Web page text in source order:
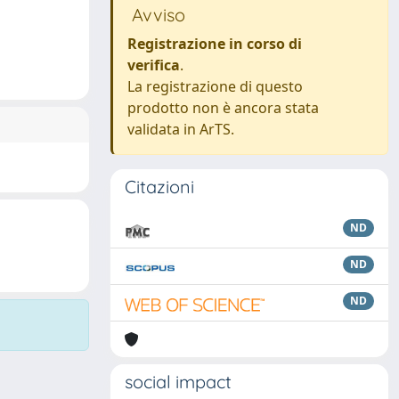
Avviso
Registrazione in corso di
verifica.
La registrazione di questo
prodotto non è ancora stata
validata in ArTS.
Citazioni
ND
ND
ND
social impact